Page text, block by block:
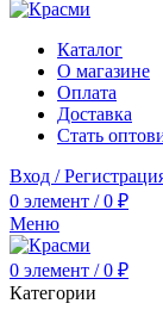
Каталог
О магазине
Оплата
Доставка
Стать
Вход /
0 элемент / 0 ₽
Меню
0 элемент / 0 ₽
Категории